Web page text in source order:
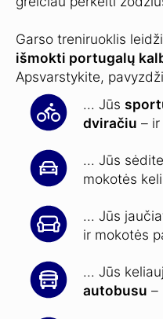
Garso treniruoklis
išmokti portugalų
Apsvarstykite,
... Jūs
dviračiu –
... Jūs sėdite
mokotės
... Jūs
ir mokotės
... Jūs
autobusu –